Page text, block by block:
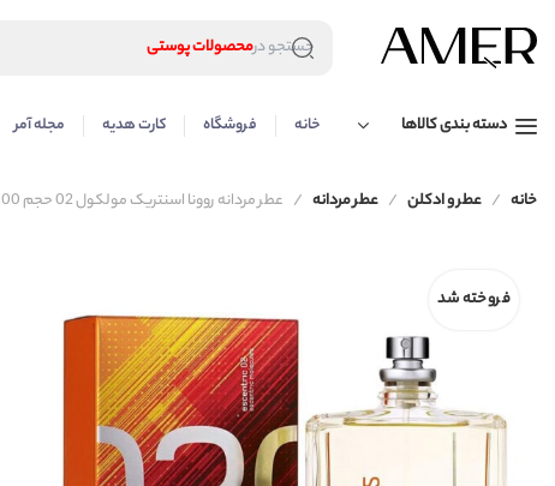
جستجو درمحصولات مراقبت مو
محصولات پوستی
عطر و ادکلن
دسته بندی کالاها خانه فروشگاه کارت هدیه مجله آمر
خانه عطر و ادکلن عطر مردانه عطر مردانه روونا اسنتریک مولکول 02 حجم 100
فروخته شد